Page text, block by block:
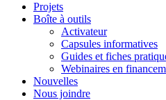
Projets
Boîte à outils
Activateur
Capsules informatives
Guides et fiches
Webinaires en
Nouvelles
Nous joindre